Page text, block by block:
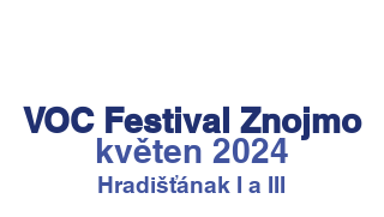
VOC Festival Znojmo
květen 2024
Hradišťának I a III